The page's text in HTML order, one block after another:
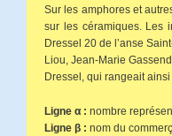
Sur les amphores et
sur les céramiques. Les
Dressel 20 de l’anse
Liou, Jean-Marie
Dressel, qui rangeait
Ligne α : nombre
Ligne β : nom du